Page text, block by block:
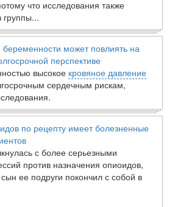
что исследования также
группы...
может повлиять на
перспективе
высокое кровяное давление
сердечным рискам,
по рецепту имеет болезненные
с более серьезными
против назначения опиоидов,
ее подруги покончил с собой в